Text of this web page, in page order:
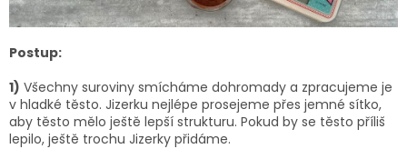
Postup:
1) Všechny suroviny smícháme dohromady a zpracujeme je
v hladké těsto. Jizerku nejlépe prosejeme přes jemné sítko,
aby těsto mělo ještě lepší strukturu. Pokud by se těsto příliš
lepilo, ještě trochu Jizerky přidáme.